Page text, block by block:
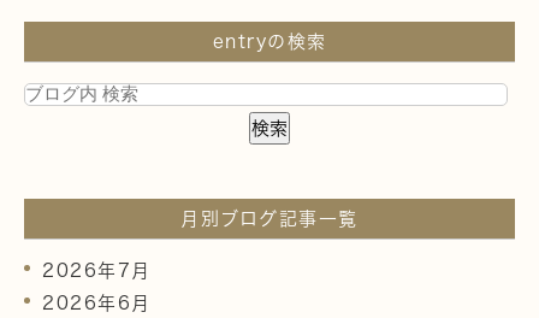
entryの検索
月別ブログ記事一覧
2026年7月
2026年6月